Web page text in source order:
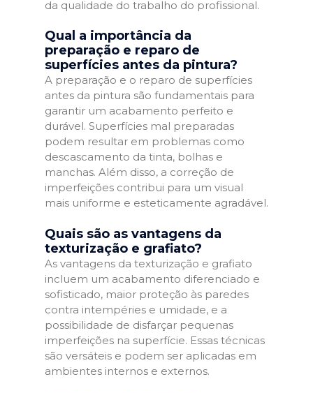
da qualidade do trabalho do profissional.
Qual a importância da
preparação e reparo de
superfícies antes da pintura?
A preparação e o reparo de superfícies
antes da pintura são fundamentais para
garantir um acabamento perfeito e
durável. Superfícies mal preparadas
podem resultar em problemas como
descascamento da tinta, bolhas e
manchas. Além disso, a correção de
imperfeições contribui para um visual
mais uniforme e esteticamente agradável.
Quais são as vantagens da
texturização e grafiato?
As vantagens da texturização e grafiato
incluem um acabamento diferenciado e
sofisticado, maior proteção às paredes
contra intempéries e umidade, e a
possibilidade de disfarçar pequenas
imperfeições na superfície. Essas técnicas
são versáteis e podem ser aplicadas em
ambientes internos e externos.